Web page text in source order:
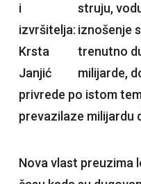
struju,
iznošenje
trenutno
milijarde,
privrede po istom
prevazilaze milijardu
Nova vlast preuzima